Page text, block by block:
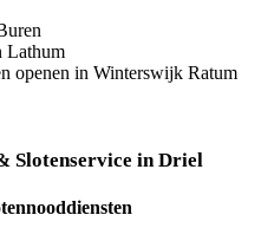
Lathum
openen in Winterswijk Ratum
Slotenservice in Driel